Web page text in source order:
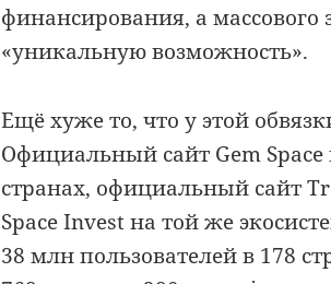
финансирования, а
«уникальную возможность».
Ещё хуже то, что у этой
Официальный сайт Gem
странах, официальный сайт
Space Invest на той же
38 млн пользователей в 178